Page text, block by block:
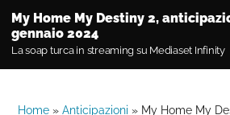
My Home My Destiny 2,
gennaio 2024
La soap turca in streaming su Mediaset Infinity
Home »Anticipazioni » My Home My